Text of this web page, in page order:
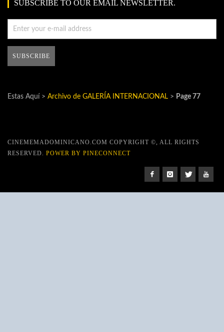
SUBSCRIBE TO OUR EMAIL NEWSLETTER.
Estas Aquí > Archivo de GALERÍA INTERNACIONAL > Page 77
CINEMEMADOMINICANO.COM COPYRIGHT ©, ALL RIGHTS
RESERVED. POWER BY PINECONNECT